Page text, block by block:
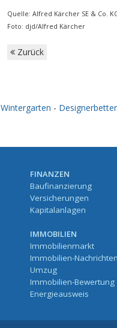
Quelle: Alfred Kärcher SE & Co.
Foto: djd/Alfred Kärcher
Zurück
Wintergarten -
FINANZEN
Baufinanzierung
Versicherungen
Kapitalanlagen
IMMOBILIEN
Immobilienmarkt
Immobilien-Nachrichten
Umzug
Immobilien-Bewertung
Energieausweis